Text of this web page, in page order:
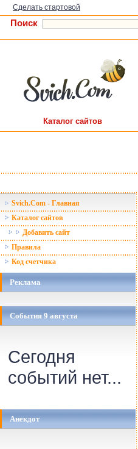
Сделать стартовой
Поиск
Каталог сайтов
Svich.Com - Главная
Каталог сайтов
Добавить сайт
Правила
Код счетчика
Реклама
События 9 августа
Сегодня
событий нет...
Анекдот